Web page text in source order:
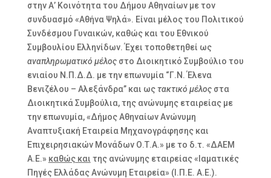
στην Α’ Κοινότητα του Δήμου Αθηναίων με τον
συνδυασμό «Αθήνα Ψηλά». Είναι μέλος του Πολιτικού
Συνδέσμου Γυναικών, καθώς και του Εθνικού
Συμβουλίου Ελληνίδων. Έχει τοποθετηθεί ως
αναπληρωματικό μέλοςστο Διοικητικό Συμβούλιο του
ενιαίου Ν.Π.Δ.Δ. με την επωνυμία “Γ.Ν. Έλενα
Βενιζέλου – Αλεξάνδρα” και ως τακτικό μέλοςστα
Διοικητικά Συμβούλια, της ανώνυμης εταιρείας με
την επωνυμία, «Δήμος Αθηναίων Ανώνυμη
Αναπτυξιακή Εταιρεία Μηχανογράφησης και
Επιχειρησιακών Μονάδων Ο.Τ.Α.» με το δ.τ. «ΔΑΕΜ
Α.Ε.» καθώς και της ανώνυμης εταιρείας «Ιαματικές
Πηγές Ελλάδας Ανώνυμη Εταιρεία» (Ι.Π.Ε. Α.Ε.).